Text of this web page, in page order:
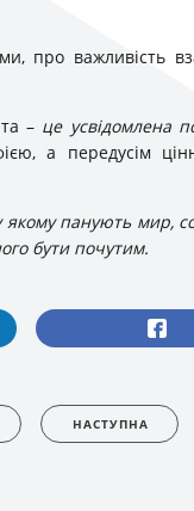
про важливість
– це усвідомлена
а передусім
панують мир,
бути почутим.
НАСТУПНА